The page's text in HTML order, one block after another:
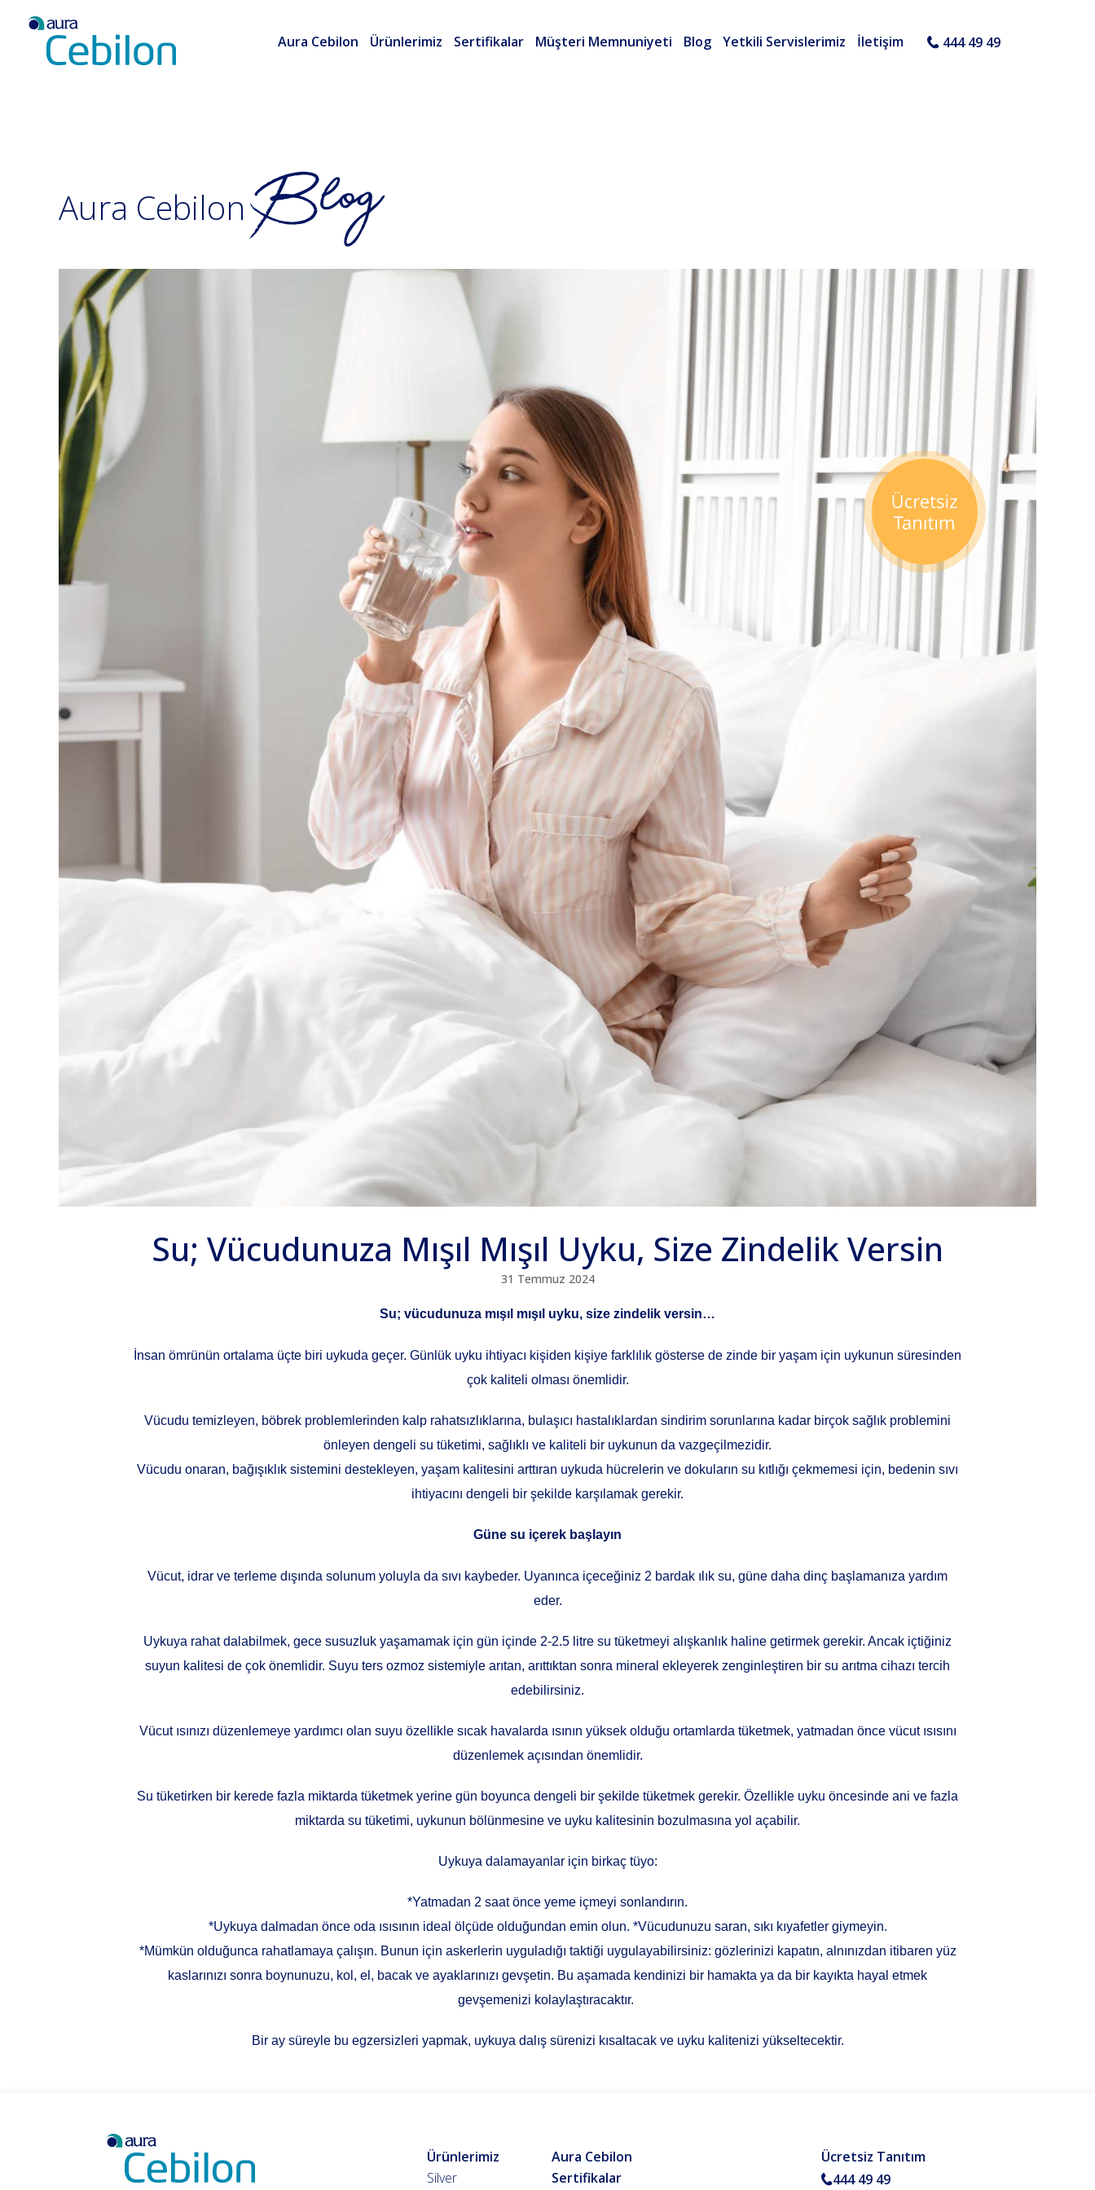
Aura Cebilon Ürünlerimiz Sertifikalar Müşteri Memnuniyeti Blog Yetkili Servislerimiz İletişim 444 49 49
Aura Cebilon
Su; Vücudunuza Mışıl Mışıl Uyku, Size Zindelik Versin
31 Temmuz 2024
Su; vücudunuza mışıl mışıl uyku, size zindelik versin…
İnsan ömrünün ortalama üçte biri uykuda geçer. Günlük uyku ihtiyacı kişiden kişiye farklılık gösterse de zinde bir yaşam için uykunun süresinden
çok kaliteli olması önemlidir.
Vücudu temizleyen, böbrek problemlerinden kalp rahatsızlıklarına, bulaşıcı hastalıklardan sindirim sorunlarına kadar birçok sağlık problemini
önleyen dengeli su tüketimi, sağlıklı ve kaliteli bir uykunun da vazgeçilmezidir.
Vücudu onaran, bağışıklık sistemini destekleyen, yaşam kalitesini arttıran uykuda hücrelerin ve dokuların su kıtlığı çekmemesi için, bedenin sıvı
ihtiyacını dengeli bir şekilde karşılamak gerekir.
Güne su içerek başlayın
Vücut, idrar ve terleme dışında solunum yoluyla da sıvı kaybeder. Uyanınca içeceğiniz 2 bardak ılık su, güne daha dinç başlamanıza yardım
eder.
Uykuya rahat dalabilmek, gece susuzluk yaşamamak için gün içinde 2-2.5 litre su tüketmeyi alışkanlık haline getirmek gerekir. Ancak içtiğiniz
suyun kalitesi de çok önemlidir. Suyu ters ozmoz sistemiyle arıtan, arıttıktan sonra mineral ekleyerek zenginleştiren bir su arıtma cihazı tercih
edebilirsiniz.
Vücut ısınızı düzenlemeye yardımcı olan suyu özellikle sıcak havalarda ısının yüksek olduğu ortamlarda tüketmek, yatmadan önce vücut ısısını
düzenlemek açısından önemlidir.
Su tüketirken bir kerede fazla miktarda tüketmek yerine gün boyunca dengeli bir şekilde tüketmek gerekir. Özellikle uyku öncesinde ani ve fazla
miktarda su tüketimi, uykunun bölünmesine ve uyku kalitesinin bozulmasına yol açabilir.
Uykuya dalamayanlar için birkaç tüyo:
*Yatmadan 2 saat önce yeme içmeyi sonlandırın.
*Uykuya dalmadan önce oda ısısının ideal ölçüde olduğundan emin olun. *Vücudunuzu saran, sıkı kıyafetler giymeyin.
*Mümkün olduğunca rahatlamaya çalışın. Bunun için askerlerin uyguladığı taktiği uygulayabilirsiniz: gözlerinizi kapatın, alnınızdan itibaren yüz
kaslarınızı sonra boynunuzu, kol, el, bacak ve ayaklarınızı gevşetin. Bu aşamada kendinizi bir hamakta ya da bir kayıkta hayal etmek
gevşemenizi kolaylaştıracaktır.
Bir ay süreyle bu egzersizleri yapmak, uykuya dalış sürenizi kısaltacak ve uyku kalitenizi yükseltecektir.
Ürünlerimiz
Silver
Aura Cebilon
Sertifikalar
Ücretsiz Tanıtım
444 49 49